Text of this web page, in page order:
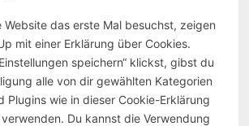
Website das erste Mal besuchst, zeigen
mit einer Erklärung über Cookies.
speichern“ klickst, gibst du
alle von dir gewählten Kategorien
Plugins wie in dieser Cookie-Erklärung
Du kannst die Verwendung